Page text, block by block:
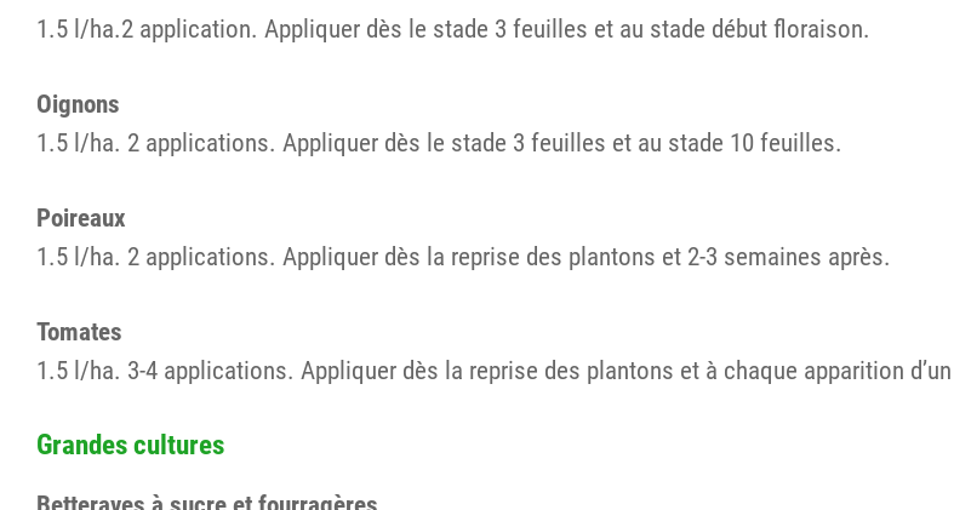
1.5 l/ha.2 application. Appliquer dès le stade 3 feuilles et au stade début floraison.
Oignons
1.5 l/ha. 2 applications. Appliquer dès le stade 3 feuilles et au stade 10 feuilles.
Poireaux
1.5 l/ha. 2 applications. Appliquer dès la reprise des plantons et 2-3 semaines après.
Tomates
1.5 l/ha. 3-4 applications. Appliquer dès la reprise des plantons et à chaque apparition
Grandes cultures